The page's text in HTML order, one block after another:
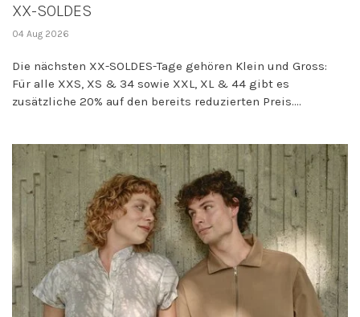
XX-SOLDES
04 Aug 2026
Die nächsten XX-SOLDES-Tage gehören Klein und Gross:
Für alle XXS, XS & 34 sowie XXL, XL & 44 gibt es
zusätzliche 20% auf den bereits reduzierten Preis....